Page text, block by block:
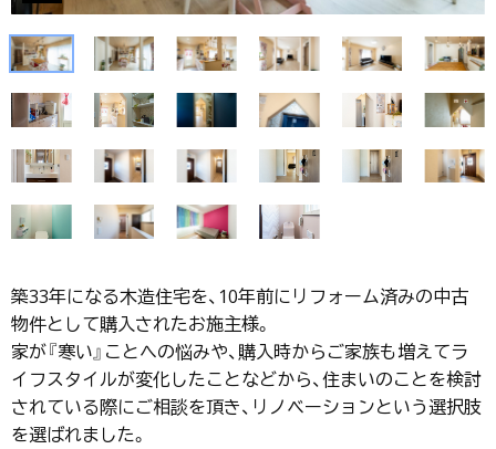
築33年になる木造住宅を、10年前にリフォーム済みの中古
物件として購入されたお施主様。
家が『寒い』ことへの悩みや、購入時からご家族も増えてラ
イフスタイルが変化したことなどから、住まいのことを検討
されている際にご相談を頂き、リノベーションという選択肢
を選ばれました。